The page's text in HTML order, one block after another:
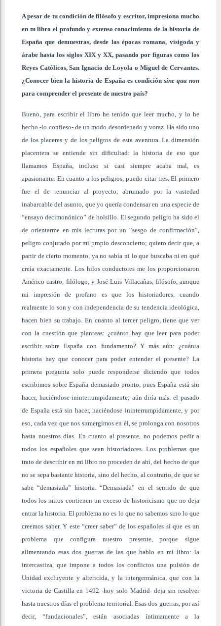
A pesar de tu condición de filósofo y escritor, impresiona mucho
en tu libro el profundo y extenso conocimiento de la historia de
España que demuestras, desde las épocas romana, visigoda y
árabe hasta los siglos XIX y XX, pasando por figuras como los
Reyes Católicos, San Ignacio de Loyola o Miguel de Cervantes.
¿Conocer bien la historia de España es condición sine qua non
para comprender el presente de nuestro país?
Bueno, para escribir el libro he tenido que leer mucho, y lo he
hecho -lo confieso- de un modo desordenado y voraz. Ha sido uno
de los placeres y de los peligros de esta aventura. La dimensión
placentera se entiende sin dificultad: la historia de eso que
llamamos España, incluso si casi siempre acaba mal, es
apasionante. En cuanto a los peligros, puedo citar tres. El primero
fue el de renunciar al proyecto, abrumado por la vastedad
inabarcable del asunto, que yo quería condensar en una especie de
“ensayo decimonónico” de bolsillo. El segundo peligro ha sido el
de orientarme en mis lecturas por un “sesgo de confirmación”,
peligro conjurado por mi propio desconcierto; quiero decir que, a
partir de cierto momento, ya no sabía ni lo que buscaba ni en qué
creía exactamente. Los hilos conductores me los proporcionaron
Américo castro, filólogo, y José Luis Villacañas, filósofo, aunque
mi impresión de profano es que los historiadores, cuando
realmente lo son y con independencia de su tendencia ideológica,
hacen bien su trabajo. En cuanto al tercer peligro, tiene que ver
con la cuestión que planteas: ¿cuánto hay que leer para poder
escribir sobre España con fundamento? Y más aún: ¿cuánta
historia hay que conocer para poder entender el presente? La
primera pregunta solo puede responderse diciendo que todos
escribimos sobre España demasiado pronto, pues España está sin
hacer, haciéndose ininterrumpidamente; aún diría más: el pasado
de España está sin hacer, haciéndose ininterrumpidamente, y por
eso, cada vez que nos sumergimos en él, se prolonga con nosotros
hasta nuestros días. En cuanto al presente, no podemos pedir a
todos los españoles que sean historiadores. Los problemas que
trato de describir en mi libro no proceden de ahí, del hecho de que
no se sepa bastante historia, sino del hecho, al contrario, de que se
sabe “demasiada” historia. “Demasiada” en el sentido de que
todos los mitos contienen un exceso de historicismo que no deja
entrar la historia. El problema no es lo que no sabemos sino lo que
creemos saber. Y este “creer saber” de los españoles sí que es un
problema que configura nuestro presente, porque sigue
alimentando esas dos guerras de las que hablo en mi libro: la
intercastiza, que impone a todos los conflictos una pulsión de
Unidad excluyente y altericida, y la intergermánica, que con la
victoria de Castilla en 1492 -hoy solo Madrid- deja sin resolver
hasta nuestros días el problema territorial. Esas dos guerras, por así
decir, “fundacionales”, están asociadas íntimamente a la